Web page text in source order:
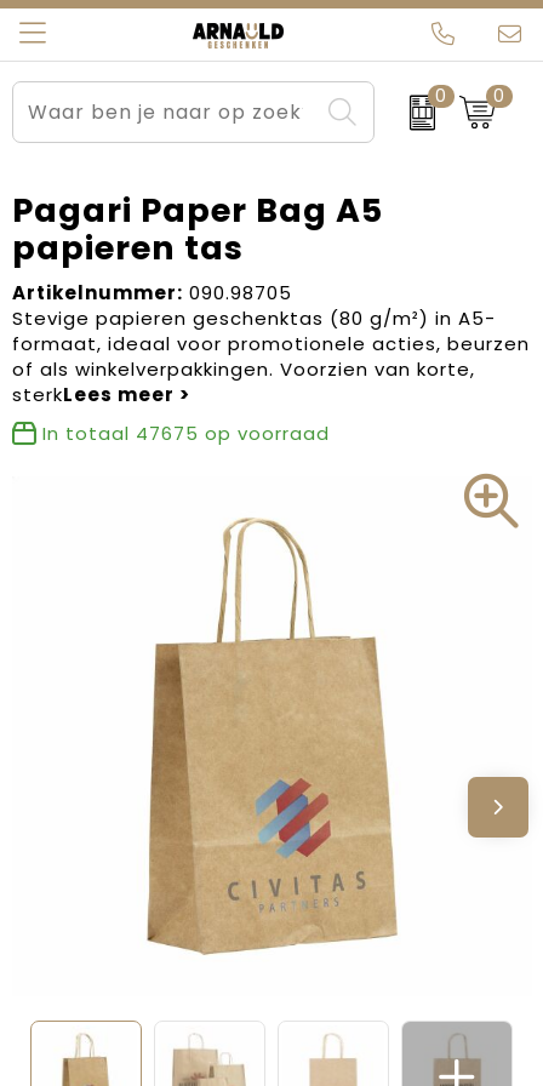
0 0
Relatiegeschenken
Sportkleding
Werkkleding
Kleding en textiel
Tassen
Beurs en Evenementen
Brievenbuspakketten
Carnaval
Dag van de Zorg
Kerstartikelen
Kerstpakketten
Verjaardagen
Voetbal, EK en WK
Voor de bouw
Zomergeschenken
Arnauld Kerstpakketten
MijnEigenKadootje
Ons team
Contact
Blogs
Pagari Paper Bag A5
papieren tas
Artikelnummer: 090.98705
Stevige papieren geschenktas (80 g/m²) in A5-
formaat, ideaal voor promotionele acties, beurzen
of als winkelverpakkingen. Voorzien van korte,
sterk
In totaal 47675 op voorraad